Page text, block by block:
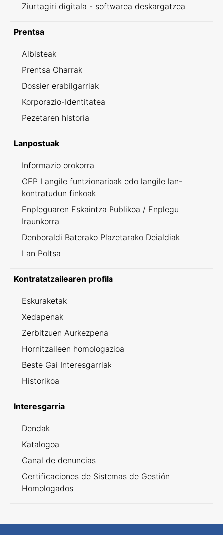
Ziurtagiri digitala - softwarea deskargatzea
Prentsa
Albisteak
Prentsa Oharrak
Dossier erabilgarriak
Korporazio-Identitatea
Pezetaren historia
Lanpostuak
Informazio orokorra
OEP Langile funtzionarioak edo langile lan-
kontratudun finkoak
Enpleguaren Eskaintza Publikoa / Enplegu
Iraunkorra
Denboraldi Baterako Plazetarako Deialdiak
Lan Poltsa
Kontratatzailearen profila
Eskuraketak
Xedapenak
Zerbitzuen Aurkezpena
Hornitzaileen homologazioa
Beste Gai Interesgarriak
Historikoa
Interesgarria
Dendak
Katalogoa
Canal de denuncias
Certificaciones de Sistemas de Gestión
Homologados